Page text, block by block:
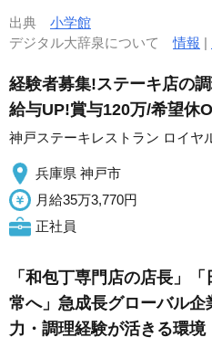
出典 小学館
デジタル大辞泉について情報 |
経験者募集!ステーキ店の
給与UP!賞与120万/希望休
神戸ステーキレストラン ロイヤ
兵庫県 神戸市
月給35万3,770円
正社員
「和包丁専門店の店長」
常へ」急成長グローバル
力・調理経験が活きる環境